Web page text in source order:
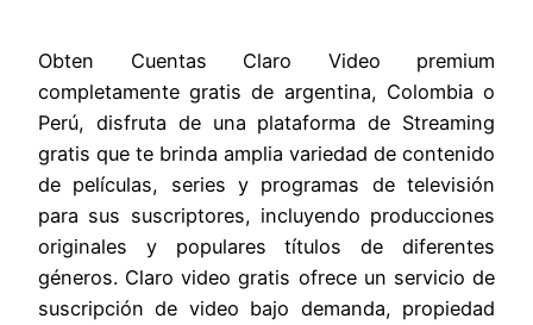
Obten Cuentas Claro Video premium
completamente gratis de argentina, Colombia o
Perú, disfruta de una plataforma de Streaming
gratis que te brinda amplia variedad de contenido
de películas, series y programas de televisión
para sus suscriptores, incluyendo producciones
originales y populares títulos de diferentes
géneros. Claro video gratis ofrece un servicio de
suscripción de video bajo demanda, propiedad